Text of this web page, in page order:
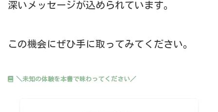
深いメッセージが込められています。
この機会にぜひ手に取ってみてください。
＼未知の体験を本書で味わってください／